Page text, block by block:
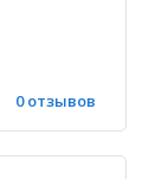
0 отзывов